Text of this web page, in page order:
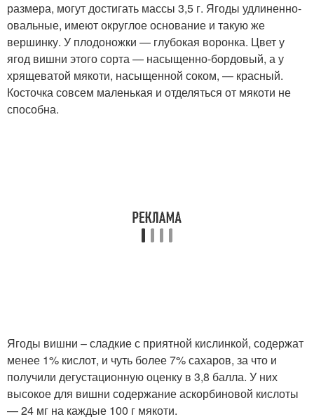
размера, могут достигать массы 3,5 г. Ягоды удлиненно-
овальные, имеют округлое основание и такую же
вершинку. У плодоножки — глубокая воронка. Цвет у
ягод вишни этого сорта — насыщенно-бордовый, а у
хрящеватой мякоти, насыщенной соком, — красный.
Косточка совсем маленькая и отделяться от мякоти не
способна.
Ягоды вишни – сладкие с приятной кислинкой, содержат
менее 1% кислот, и чуть более 7% сахаров, за что и
получили дегустационную оценку в 3,8 балла. У них
высокое для вишни содержание аскорбиновой кислоты
— 24 мг на каждые 100 г мякоти.